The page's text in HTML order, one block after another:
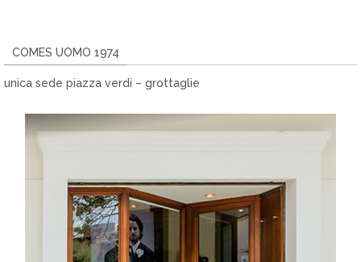
COMES UOMO 1974
unica sede piazza verdi – grottaglie